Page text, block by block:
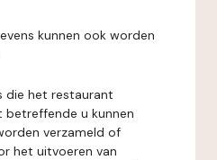
kunnen ook worden
die het restaurant
betreffende u kunnen
verzameld of
het uitvoeren van